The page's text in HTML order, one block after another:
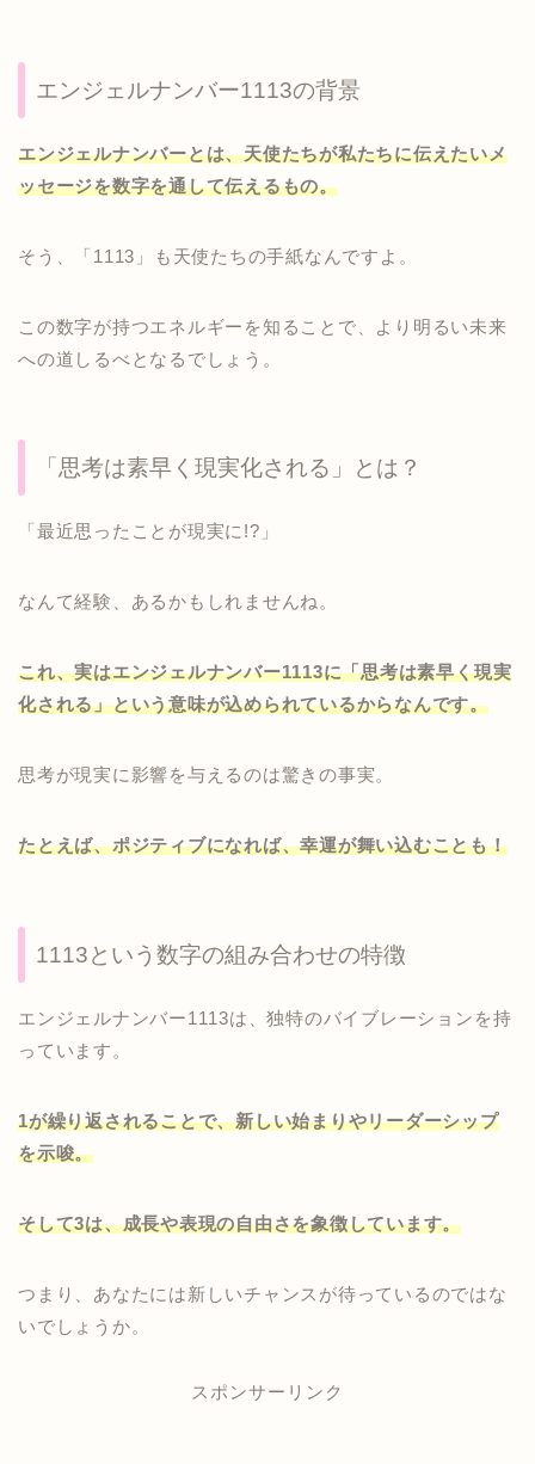
エンジェルナンバー1113の背景
エンジェルナンバーとは、天使たちが私たちに伝えたいメ
ッセージを数字を通して伝えるもの。
そう、「1113」も天使たちの手紙なんですよ。
この数字が持つエネルギーを知ることで、より明るい未来
への道しるべとなるでしょう。
「思考は素早く現実化される」とは？
「最近思ったことが現実に!?」
なんて経験、あるかもしれませんね。
これ、実はエンジェルナンバー1113に「思考は素早く現実
化される」という意味が込められているからなんです。
思考が現実に影響を与えるのは驚きの事実。
たとえば、ポジティブになれば、幸運が舞い込むことも！
1113という数字の組み合わせの特徴
エンジェルナンバー1113は、独特のバイブレーションを持
っています。
1が繰り返されることで、新しい始まりやリーダーシップ
を示唆。
そして3は、成長や表現の自由さを象徴しています。
つまり、あなたには新しいチャンスが待っているのではな
いでしょうか。
スポンサーリンク